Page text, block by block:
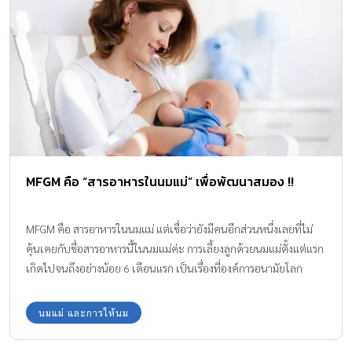
MFGM คือ “สารอาหารในนมแม่” เพื่อพัฒนาสมอง !!
MFGM คือ สารอาหารในนมแม่ แต่เชื่อว่ายังมีคนอีกส่วนหนึ่งเลยที่ไม่
คุ้นเคยกับชื่อสารอาหารนี้ในนมแม่ค่ะ การเลี้ยงลูกด้วยนมแม่ตั้งแต่แรก
เกิดไปจนถึงอย่างน้อย 6 เดือนแรก เป็นเรื่องที่องค์การอนามัยโลก
ครบถ้วนไปด้วยคุณค่าที่มีส่วนสำคัญในการพัฒนาสมอง และเป็น
ประโยชน์ต่อพัฒนาการการเจริญเติบโตที่แข็งแรงสมบูรณ์สมวัยด้วยค่ะ
นมแม่ และการให้นม